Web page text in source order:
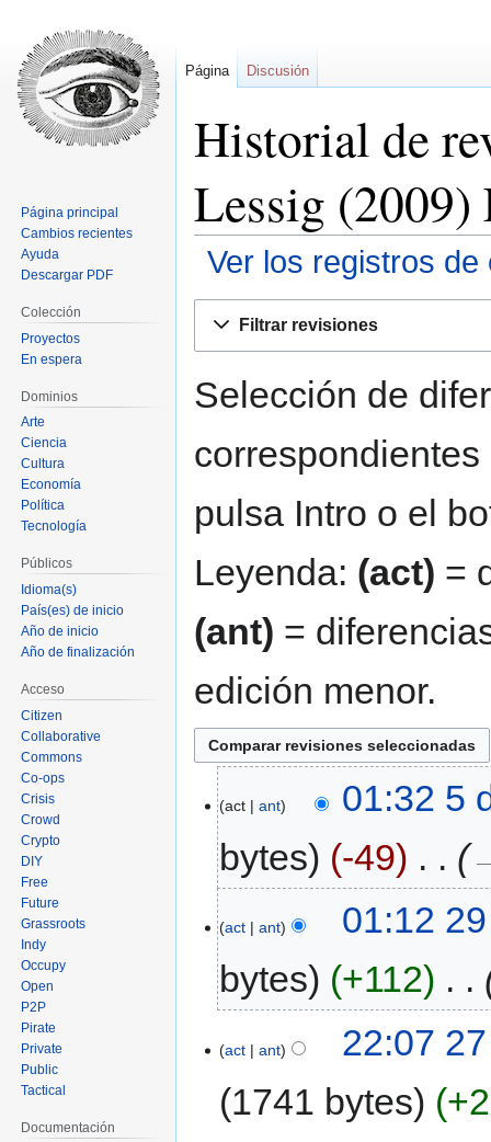
Historial de
Lessig
Ver los registros de
navegación
búsqueda
Filtrar revisiones
Selección de
pulsa Intro o el
Leyenda: (act) =
(ant) =
edición menor.
act ant
01:32 5
bytes
-49
act ant
01:12
bytes
+112
act ant
22:07
1741 bytes
Página Discusión
Página principal
Cambios recientes
Ayuda
Descargar PDF
Colección
Proyectos
En espera
Dominios
Arte
Ciencia
Cultura
Economía
Política
Tecnología
Públicos
Idioma(s)
País(es) de inicio
Año de inicio
Año de finalización
Acceso
Citizen
Collaborative
Commons
Co-ops
Crisis
Crowd
Crypto
DIY
Free
Future
Grassroots
Indy
Occupy
Open
P2P
Pirate
Private
Public
Tactical
Documentación